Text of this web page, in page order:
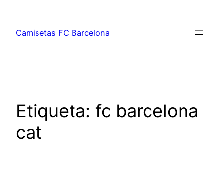
contenido
Camisetas FC Barcelona
Etiqueta: fc barcelona
cat